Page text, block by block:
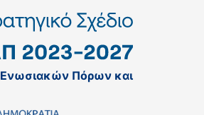
Ενωσιακών Πόρων και